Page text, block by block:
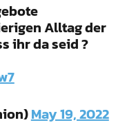
Alltag der
ihr da seid ?
May 19, 2022